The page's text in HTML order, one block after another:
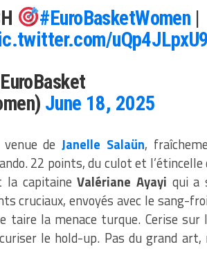
#EuroBasketWomen |
uQp4JLpxU9
June 18, 2025
venue deJanelle Salaün,
22 points, du culot et
la capitaineValériane Ayayi qui a
cruciaux, envoyés avec le sang-
taire la menace turque. Cerise
le hold-up. Pas du grand